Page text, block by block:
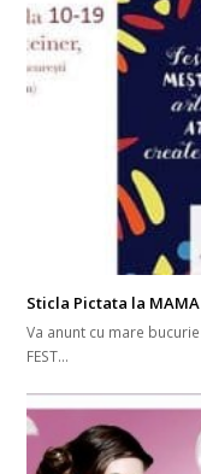
Sticla Pictata la
Va anunt cu mare
FEST…